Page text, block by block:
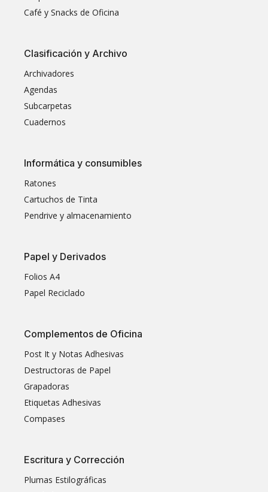
Café y Snacks de Oficina
Clasificación y Archivo
Archivadores
Agendas
Subcarpetas
Cuadernos
Informática y consumibles
Ratones
Cartuchos de Tinta
Pendrive y almacenamiento
Papel y Derivados
Folios A4
Papel Reciclado
Complementos de Oficina
Post It y Notas Adhesivas
Destructoras de Papel
Grapadoras
Etiquetas Adhesivas
Compases
Escritura y Corrección
Plumas Estilográficas